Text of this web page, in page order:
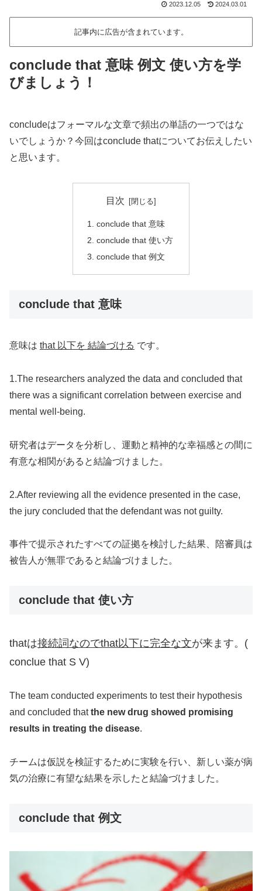
2023.12.05 2024.03.01
記事内に広告が含まれています。
conclude that 意味 例文 使い方を学
びましょう！
concludeはフォーマルな文章で頻出の単語の一つではな
いでしょうか？今回はconclude thatについてお伝えしたい
と思います。
目次
conclude that 意味
conclude that 使い方
conclude that 例文
conclude that 意味
意味は that 以下を 結論づける です。
1.The researchers analyzed the data and concluded that
there was a significant correlation between exercise and
mental well-being.
研究者はデータを分析し、運動と精神的な幸福感との間に
有意な相関があると結論づけました。
2.After reviewing all the evidence presented in the case,
the jury concluded that the defendant was not guilty.
事件で提示されたすべての証拠を検討した結果、陪審員は
被告人が無罪であると結論づけました。
conclude that 使い方
thatは接続詞なのでthat以下に完全な文が来ます。(
conclue that S V)
The team conducted experiments to test their hypothesis
and concluded thatthe new drug showed promising
results in treating the disease.
チームは仮説を検証するために実験を行い、新しい薬が病
気の治療に有望な結果を示したと結論づけました。
conclude that 例文